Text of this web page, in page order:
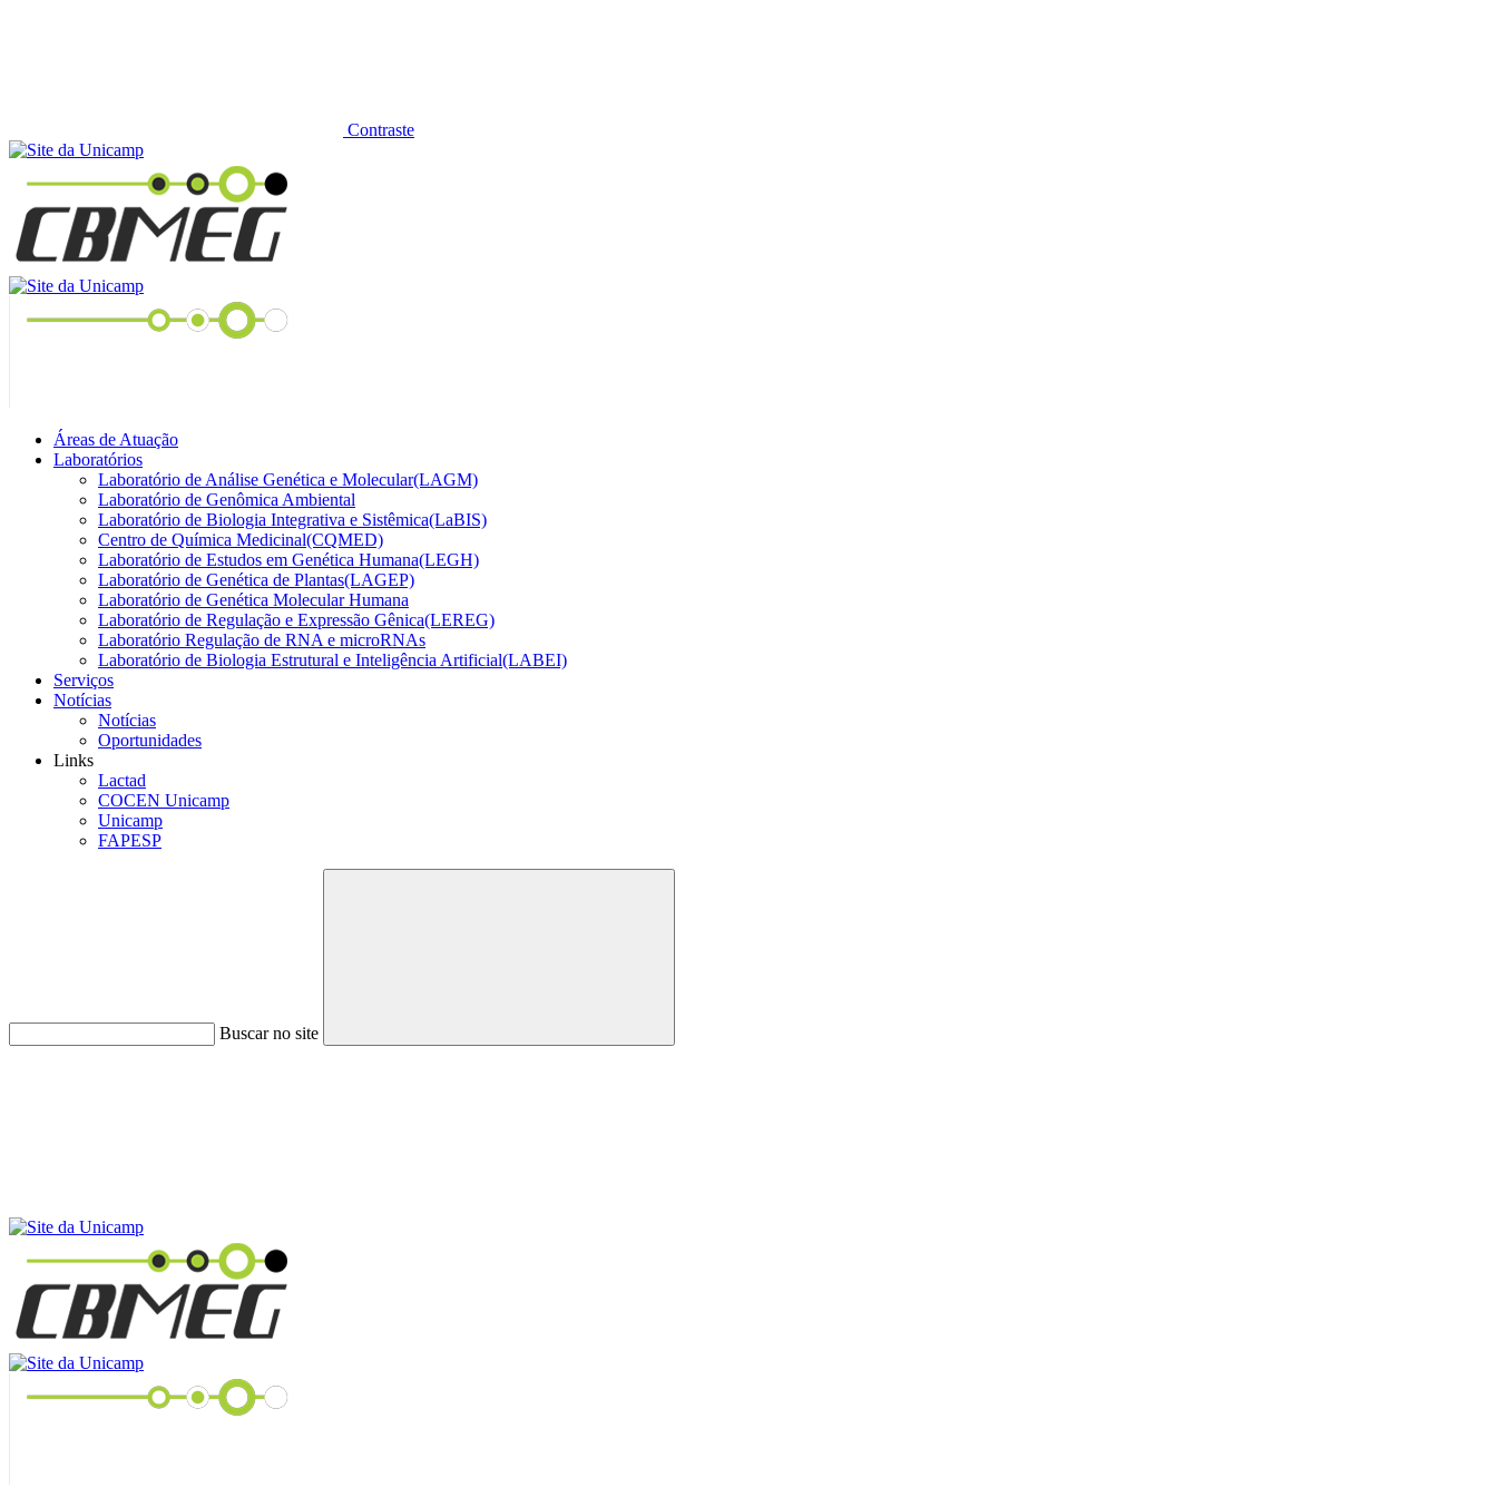
Contraste
Áreas de Atuação
Laboratórios
Laboratório de Análise Genética e Molecular(LAGM)
Laboratório de Genômica Ambiental
Laboratório de Biologia Integrativa e Sistêmica(LaBIS)
Centro de Química Medicinal(CQMED)
Laboratório de Estudos em Genética Humana(LEGH)
Laboratório de Genética de Plantas(LAGEP)
Laboratório de Genética Molecular Humana
Laboratório de Regulação e Expressão Gênica(LEREG)
Laboratório Regulação de RNA e microRNAs
Laboratório de Biologia Estrutural e Inteligência Artificial(LABEI)
Serviços
Notícias
Notícias
Oportunidades
Links
Lactad
COCEN Unicamp
Unicamp
FAPESP
Buscar no site
Buscar